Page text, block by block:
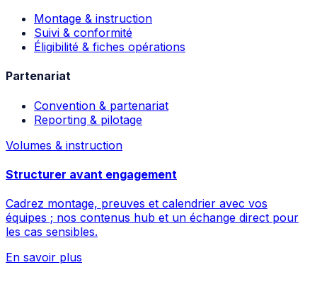
Montage & instruction
Suivi & conformité
Éligibilité & fiches opérations
Partenariat
Convention & partenariat
Reporting & pilotage
Volumes & instruction
Structurer avant engagement
Cadrez montage, preuves et calendrier avec vos
équipes ; nos contenus hub et un échange direct pour
les cas sensibles.
En savoir plus